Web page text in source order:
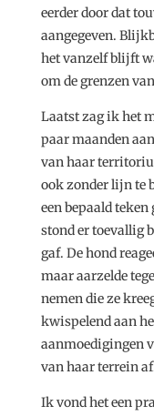
eerder door dat
aangegeven.
het vanzelf blijft
om de grenzen
Laatst zag ik het
paar maanden
van haar
ook zonder lijn te
een bepaald
stond er toevallig
gaf. De hond
maar aarzelde
nemen die ze
kwispelend aan
aanmoedigingen
van haar terrein
Ik vond het een